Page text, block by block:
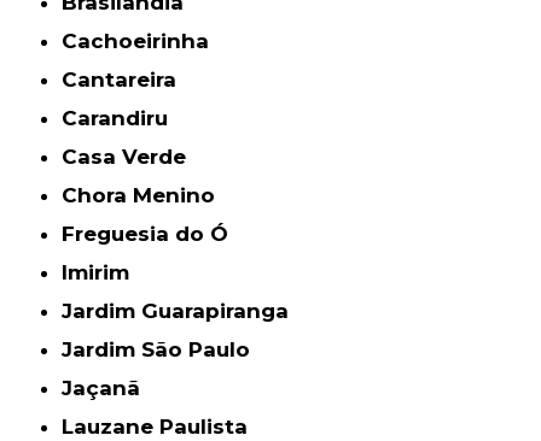
Cachoeirinha
Cantareira
Carandiru
Casa Verde
Chora Menino
Freguesia do Ó
Imirim
Jardim Guarapiranga
Jardim São Paulo
Jaçanã
Lauzane Paulista